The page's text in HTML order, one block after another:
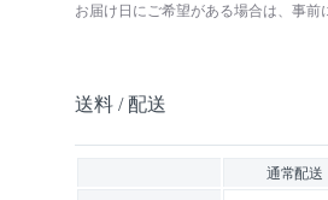
お届け日にご希望がある場合は、事前
送料 / 配送
通常配送